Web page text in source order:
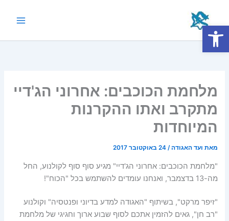
מלחמת הכוכבים: אחרוני הג'דיי
מתקרב ואתו ההקרנות
המיוחדות
מאת ועד האגודה/24 באוקטובר 2017
"מלחמת הכוכבים: אחרוני הג'דיי" מגיע סוף סוף לקולנוע, החל
מה-13 בדצמבר, ואנחנו עומדים להשתמש בכל "הכוח"!
"זיפר מרקט", בשיתוף "האגודה למדע בדיוני ופנטסיה" וקולנוע
"רב חן", גאים להזמין אתכם לסוף שבוע ארוך וחגיגי של מלחמת
פתח סרגל נגישות